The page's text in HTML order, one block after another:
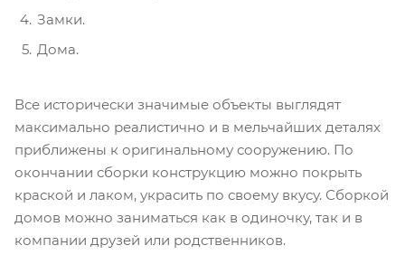
Замки.
Дома.
Все исторически значимые объекты выглядят
максимально реалистично и в мельчайших деталях
приближены к оригинальному сооружению. По
окончании сборки конструкцию можно покрыть
краской и лаком, украсить по своему вкусу. Сборкой
домов можно заниматься как в одиночку, так и в
компании друзей или родственников.